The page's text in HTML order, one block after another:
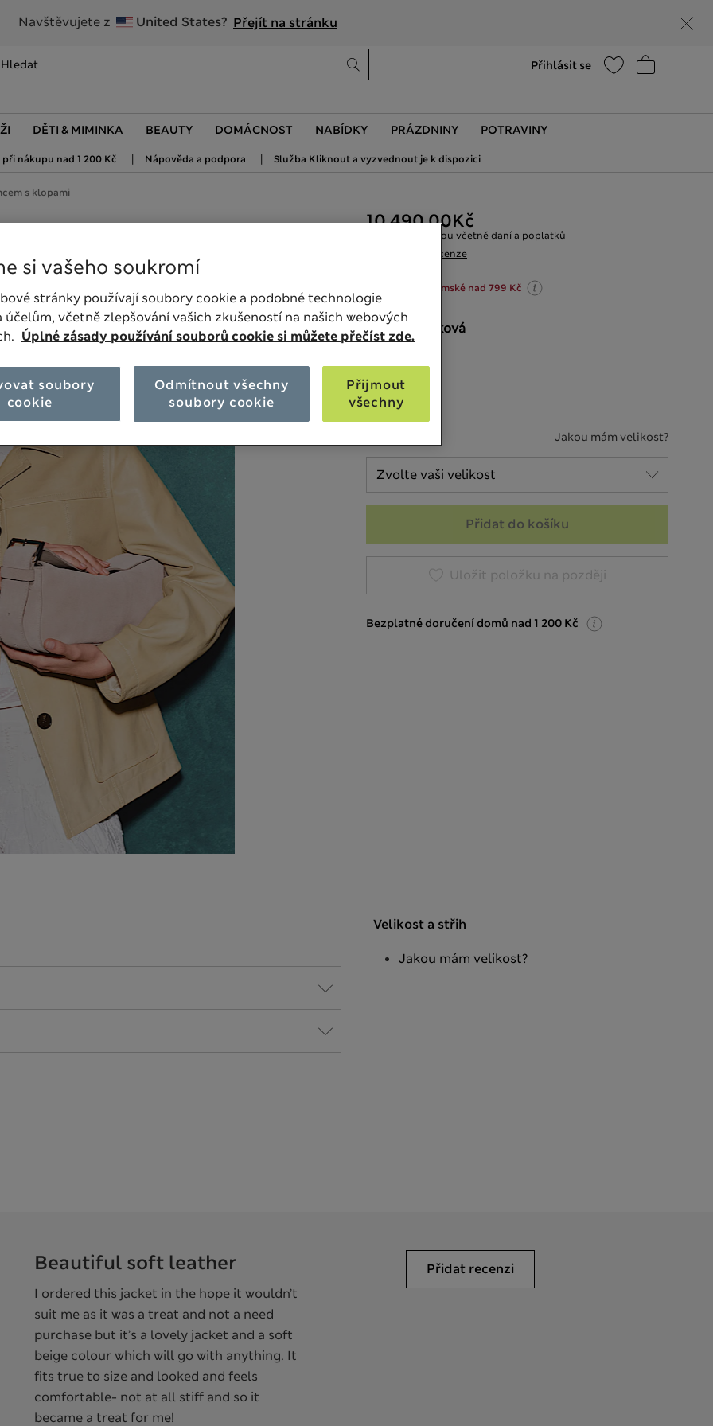
Navštěvujete z United States? Přejít na stránku
Přihlásit se
DĚTI & MIMINKA BEAUTY DOMÁCNOST NABÍDKY PRÁZDNINY POTRAVINY
nákupu nad 1 200 Kč | Nápověda a podpora | Služba Kliknout a vyzvednout je k dispozici
s klopami
8 Recenze
10 490,00Kč
Všechny ceny jsou včetně daní a poplatků
20% sleva na dámské nad 799 Kč
BARVA: Písková
Vyprodáno
Jakou mám velikost?
Přidat do košíku
Uložit položku na později
Bezplatné doručení domů nad 1 200 Kč
Velikost a střih
Jakou mám velikost?
Beautiful soft leather
I ordered this jacket in the hope it wouldn’t
suit me as it was a treat and not a need
purchase but it’s a lovely jacket and a soft
beige colour which will go with anything. It
fits true to size and looked and feels
comfortable- not at all stiff and so it
became a treat for me!
Přidat recenzi
si vašeho soukromí
stránky používají soubory cookie a podobné technologie
účelům, včetně zlepšování vašich zkušeností na našich webových
Úplné zásady používání souborů cookie si můžete přečíst zde.
Odmítnout všechny
soubory cookie
Přijmout
všechny
soubory
cookie